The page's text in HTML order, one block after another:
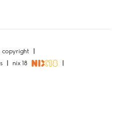
copyright
nix 18